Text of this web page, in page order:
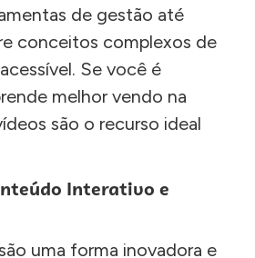
de gestão até
conceitos complexos de
Se você é
melhor vendo na
são o recurso ideal
Interativo e
uma forma inovadora e